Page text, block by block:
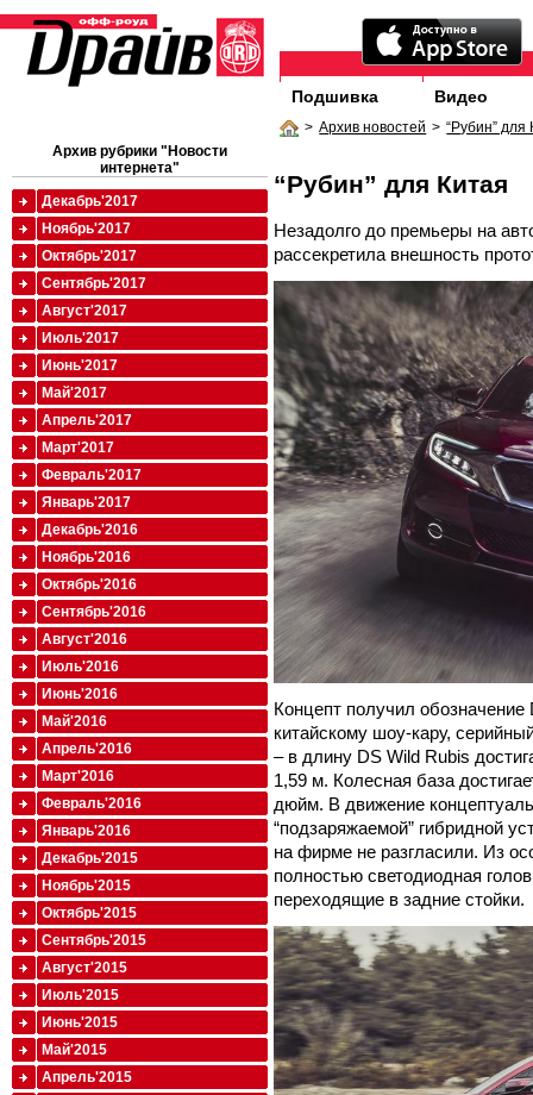
Подшивка Видео
> Архив новостей > “Рубин” для
“Рубин” для Китая
Незадолго до премьеры на
рассекретила внешность
Концепт получил обозначение
китайскому шоу-кару,
– в длину DS Wild Rubis
1,59 м. Колесная база
дюйм. В движение
“подзаряжаемой” гибридной
на фирме не разгласили. Из
полностью светодиодная
переходящие в задние стойки.
Архив рубрики "Новости
интернета"
Декабрь'2017
Ноябрь'2017
Октябрь'2017
Сентябрь'2017
Август'2017
Июль'2017
Июнь'2017
Май'2017
Апрель'2017
Март'2017
Февраль'2017
Январь'2017
Декабрь'2016
Ноябрь'2016
Октябрь'2016
Сентябрь'2016
Август'2016
Июль'2016
Июнь'2016
Май'2016
Апрель'2016
Март'2016
Февраль'2016
Январь'2016
Декабрь'2015
Ноябрь'2015
Октябрь'2015
Сентябрь'2015
Август'2015
Июль'2015
Июнь'2015
Май'2015
Апрель'2015